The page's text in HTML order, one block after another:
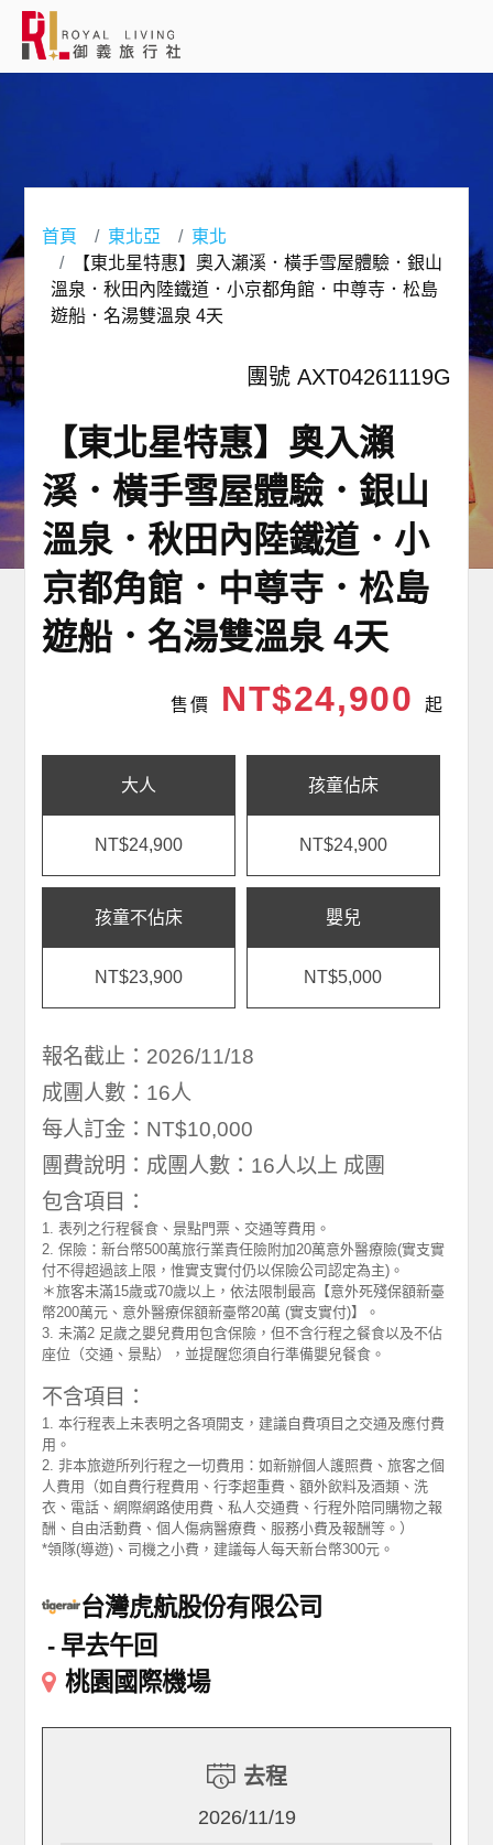
國外旅遊
客製服務
關於御義
客服專線(02) 2515-1218
首頁 東北亞
東北
【東北星特惠】奧入瀨溪．橫手雪屋體驗．銀山
溫泉．秋田內陸鐵道．小京都角館．中尊寺．松島
遊船．名湯雙溫泉 4天
團號 AXT04261119G
【東北星特惠】奧入瀨
溪．橫手雪屋體驗．銀山
溫泉．秋田內陸鐵道．小
京都角館．中尊寺．松島
遊船．名湯雙溫泉 4天
售價 NT$24,900 起
大人
NT$24,900
孩童佔床
NT$24,900
孩童不佔床
NT$23,900
嬰兒
NT$5,000
報名截止：2026/11/18
成團人數：16人
每人訂金：NT$10,000
團費說明：成團人數：16人以上 成團
包含項目：
1. 表列之行程餐食、景點門票、交通等費用。
2. 保險：新台幣500萬旅行業責任險附加20萬意外醫療險(實支實
付不得超過該上限，惟實支實付仍以保險公司認定為主)。
＊旅客未滿15歲或70歲以上，依法限制最高【意外死殘保額新臺
幣200萬元、意外醫療保額新臺幣20萬 (實支實付)】。
3. 未滿2 足歲之嬰兒費用包含保險，但不含行程之餐食以及不佔
座位（交通、景點），並提醒您須自行準備嬰兒餐食。
不含項目：
1. 本行程表上未表明之各項開支，建議自費項目之交通及應付費
用。
2. 非本旅遊所列行程之一切費用：如新辦個人護照費、旅客之個
人費用（如自費行程費用、行李超重費、額外飲料及酒類、洗
衣、電話、網際網路使用費、私人交通費、行程外陪同購物之報
酬、自由活動費、個人傷病醫療費、服務小費及報酬等。）
*領隊(導遊)、司機之小費，建議每人每天新台幣300元。
台灣虎航股份有限公司
早去午回
桃園國際機場
去程
2026/11/19